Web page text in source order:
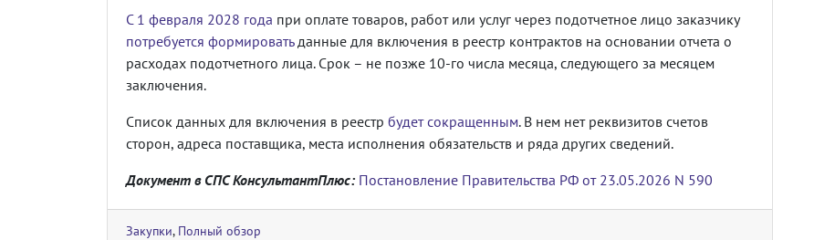
С 1 февраля 2028 года при оплате товаров, работ или услуг через подотчетное лицо заказчику
потребуется формироватьданные для включения в реестр контрактов на основании отчета о
расходах подотчетного лица. Срок – не позже 10-го числа месяца, следующего за месяцем
заключения.
Список данных для включения в реестр будет сокращенным. В нем нет реквизитов счетов
сторон, адреса поставщика, места исполнения обязательств и ряда других сведений.
Документ в СПС КонсультантПлюс: Постановление Правительства РФ от 23.05.2026 N 590
Закупки, Полный обзор